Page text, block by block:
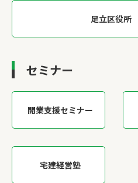
足立区役所
セミナー
開業支援セミナー
宅建経営塾